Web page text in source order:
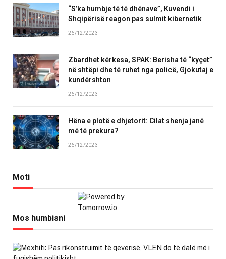
“S’ka humbje të të dhënave”, Kuvendi i
Shqipërisë reagon pas sulmit kibernetik
26/12/2023
Zbardhet kërkesa, SPAK: Berisha të “kyçet”
në shtëpi dhe të ruhet nga policë, Gjokutaj e
kundërshton
26/12/2023
Hëna e plotë e dhjetorit: Cilat shenja janë
më të prekura?
26/12/2023
Moti
Mos humbisni